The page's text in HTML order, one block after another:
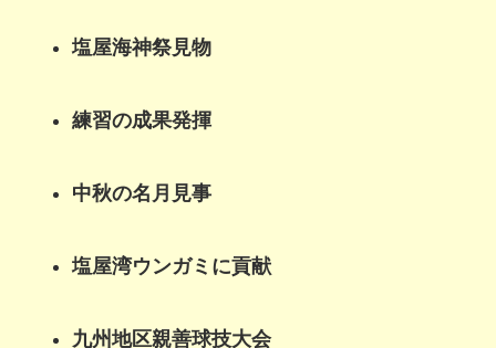
塩屋海神祭見物
練習の成果発揮
中秋の名月見事
塩屋湾ウンガミに貢献
九州地区親善球技大会